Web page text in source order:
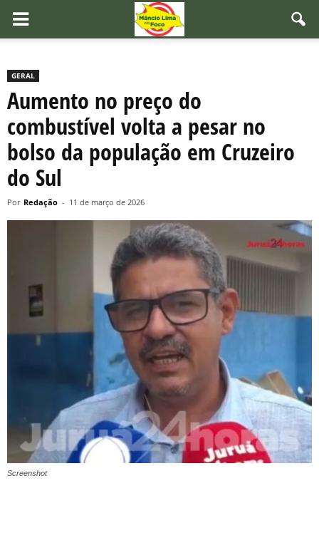
GERAL
Aumento no preço do
combustível volta a pesar no
bolso da população em Cruzeiro
do Sul
Por Redação - 11 de março de 2026
Screenshot